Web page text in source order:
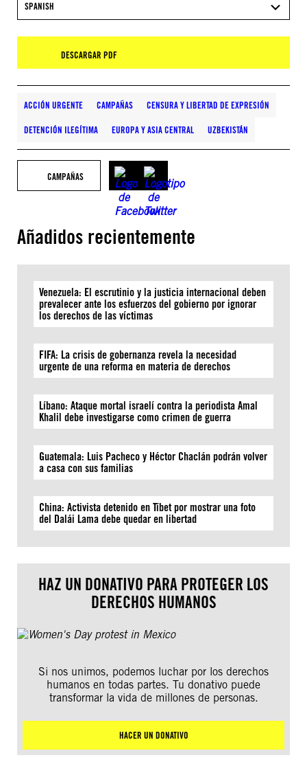
SPANISH
DESCARGAR PDF
ACCIÓN URGENTE CAMPAÑAS CENSURA Y LIBERTAD DE EXPRESIÓN
DETENCIÓN ILEGÍTIMA EUROPA Y ASIA CENTRAL UZBEKISTÁN
CAMPAÑAS
Añadidos recientemente
Venezuela: El escrutinio y la justicia internacional deben
prevalecer ante los esfuerzos del gobierno por ignorar
los derechos de las víctimas
FIFA: La crisis de gobernanza revela la necesidad
urgente de una reforma en materia de derechos
Líbano: Ataque mortal israelí contra la periodista Amal
Khalil debe investigarse como crimen de guerra
Guatemala: Luis Pacheco y Héctor Chaclán podrán volver
a casa con sus familias
China: Activista detenido en Tíbet por mostrar una foto
del Dalái Lama debe quedar en libertad
HAZ UN DONATIVO PARA PROTEGER LOS
DERECHOS HUMANOS
Si nos unimos, podemos luchar por los derechos
humanos en todas partes. Tu donativo puede
transformar la vida de millones de personas.
HACER UN DONATIVO